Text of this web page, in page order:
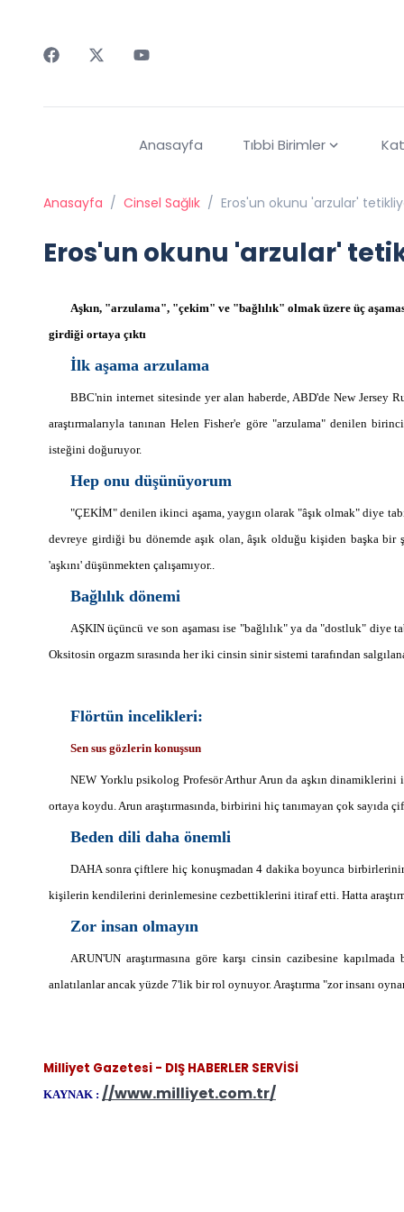
Anasayfa Tıbbi Birimler
Anasayfa / Cinsel Sağlık / Eros'un okunu 'arzular'
Eros'un okunu 'arzular'
Aşkın, "arzulama", "çekim" ve "bağlılık" olmak üzere üç
girdiği ortaya çıktı
İlk aşama arzulama
BBC'nin internet sitesinde yer alan haberde, ABD'de New Jersey
araştırmalarıyla tanınan Helen Fisher'e göre "arzulama" denilen
isteğini doğuruyor.
Hep onu düşünüyorum
"ÇEKİM" denilen ikinci aşama, yaygın olarak "âşık olmak" diye
devreye girdiği bu dönemde aşık olan, âşık olduğu kişiden başka
'aşkını' düşünmekten çalışamıyor..
Bağlılık dönemi
AŞKIN üçüncü ve son aşaması ise "bağlılık" ya da "dostluk"
Oksitosin orgazm sırasında her iki cinsin sinir sistemi tarafından
Flörtün incelikleri:
Sen sus gözlerin konuşsun
NEW Yorklu psikolog Profesör Arthur Arun da aşkın
ortaya koydu. Arun araştırmasında, birbirini hiç tanımayan çok sayıda
Beden dili daha önemli
DAHA sonra çiftlere hiç konuşmadan 4 dakika boyunca
kişilerin kendilerini derinlemesine cezbettiklerini itiraf etti. Hatta
Zor insan olmayın
ARUN'UN araştırmasına göre karşı cinsin cazibesine
anlatılanlar ancak yüzde 7'lik bir rol oynuyor. Araştırma "zor insanı
Milliyet Gazetesi - DIŞ HABERLER SERVİSİ
KAYNAK : //www.milliyet.com.tr/